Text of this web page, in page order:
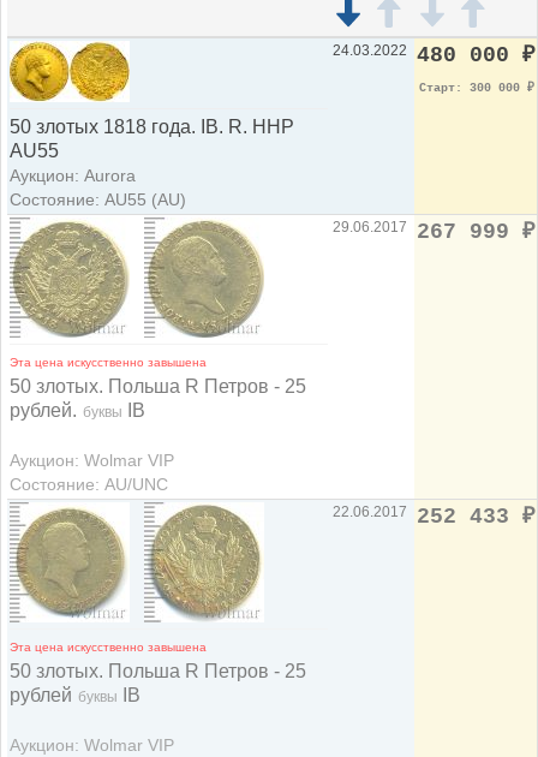
50 злотых 1818 года. IВ. R. ННР
AU55
Аукцион: Aurora
Состояние: AU55 (AU)
24.03.2022 480 000 ₽
Старт: 300 000 ₽
Эта цена искусственно завышена
50 злотых. Польша R Петров - 25
рублей. буквы IB
Аукцион: Wolmar VIP
Состояние: AU/UNC
29.06.2017 267 999 ₽
Эта цена искусственно завышена
50 злотых. Польша R Петров - 25
рублей буквы IB
Аукцион: Wolmar VIP
22.06.2017 252 433 ₽